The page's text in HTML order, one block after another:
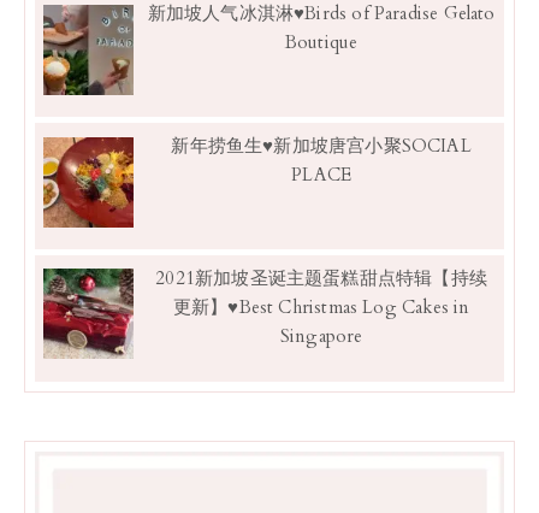
新加坡人气冰淇淋♥Birds of Paradise Gelato
Boutique
新年捞鱼生♥新加坡唐宫小聚SOCIAL
PLACE
2021新加坡圣诞主题蛋糕甜点特辑【持续
更新】♥Best Christmas Log Cakes in
Singapore